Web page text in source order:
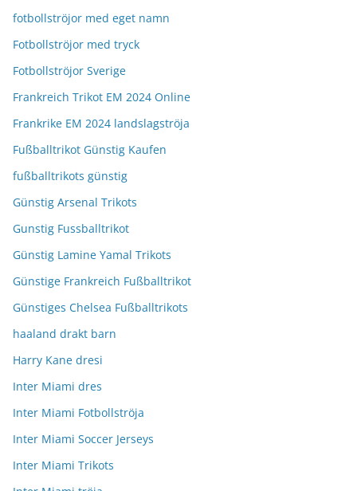
fotbollströjor med eget namn
Fotbollströjor med tryck
Fotbollströjor Sverige
Frankreich Trikot EM 2024 Online
Frankrike EM 2024 landslagströja
Fußballtrikot Günstig Kaufen
fußballtrikots günstig
Günstig Arsenal Trikots
Gunstig Fussballtrikot
Günstig Lamine Yamal Trikots
Günstige Frankreich Fußballtrikot
Günstiges Chelsea Fußballtrikots
haaland drakt barn
Harry Kane dresi
Inter Miami dres
Inter Miami Fotbollströja
Inter Miami Soccer Jerseys
Inter Miami Trikots